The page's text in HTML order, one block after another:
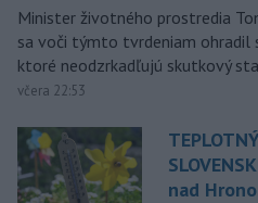
Minister životného prostredia
sa voči týmto tvrdeniam ohradil
ktoré neodzrkadľujú skutkový
včera 22:53
nad